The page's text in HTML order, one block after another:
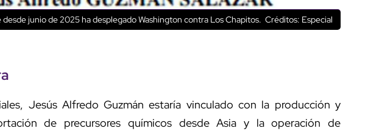
junio de 2025 ha desplegado Washington contra Los Chapitos. Créditos: Especial
Jesús Alfredo Guzmán estaría vinculado con la producción y
de precursores químicos desde Asia y la operación de